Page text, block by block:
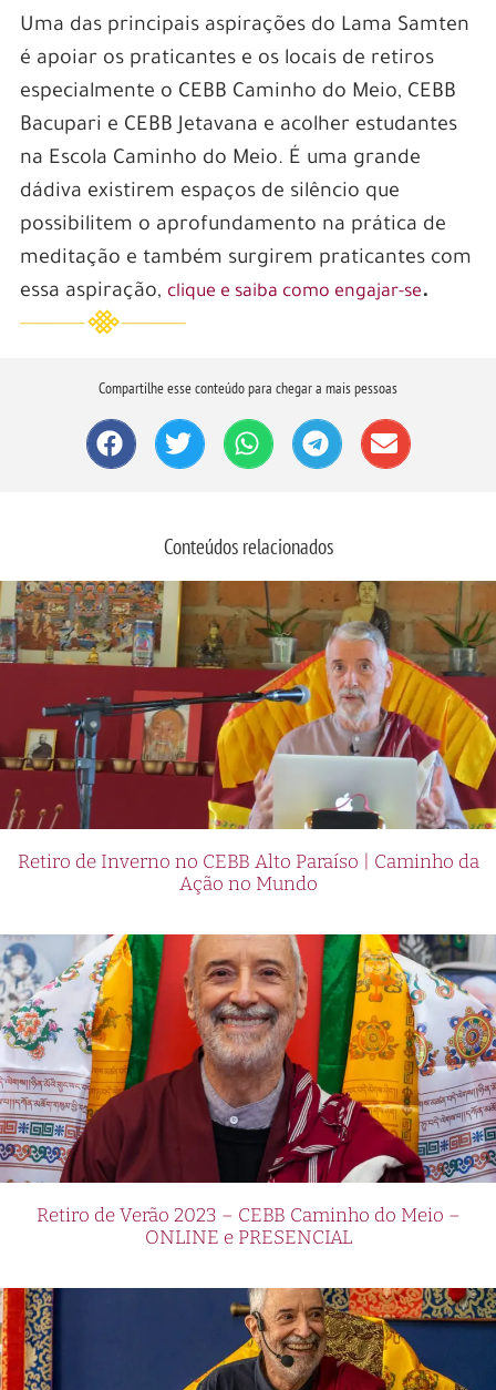
Uma das principais aspirações do Lama Samten
é apoiar os praticantes e os locais de retiros
especialmente o CEBB Caminho do Meio, CEBB
Bacupari e CEBB Jetavana e acolher estudantes
na Escola Caminho do Meio. É uma grande
dádiva existirem espaços de silêncio que
possibilitem o aprofundamento na prática de
meditação e também surgirem praticantes com
essa aspiração, clique e saiba como engajar-se.
Compartilhe esse conteúdo para chegar a mais pessoas
Conteúdos relacionados
Retiro de Inverno no CEBB Alto Paraíso | Caminho da
Ação no Mundo
Retiro de Verão 2023 – CEBB Caminho do Meio –
ONLINE e PRESENCIAL